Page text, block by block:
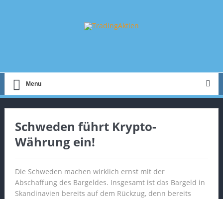
Menu
Schweden führt Krypto-
Währung ein!
Die Schweden machen wirklich ernst mit der
Abschaffung des Bargeldes. Insgesamt ist das Bargeld in
Skandinavien bereits auf dem Rückzug, denn bereits